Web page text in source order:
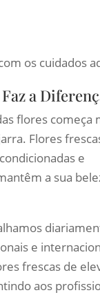
os cuidados
a
flores começa
Flores
e
a sua
e
frescas de
aos